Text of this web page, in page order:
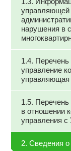
управляющей
нарушения в
1.4.
управление
управляющая
1.5.
в отношении
управления
2. Сведения